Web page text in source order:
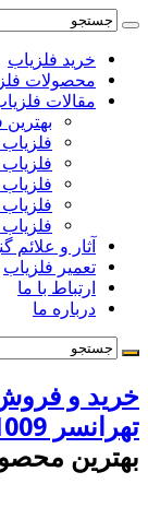
خرید فلزیاب
محصولات
مقالات
بهترین
آثار و علائم
تعمیر فلزیاب
ارتباط با ما
درباره ما
خرید و
تهرانسر 09372131009
بهترین